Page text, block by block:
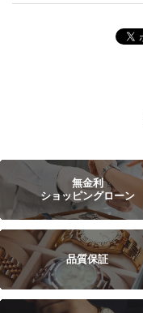
無金利
ショッピングローン
品質保証